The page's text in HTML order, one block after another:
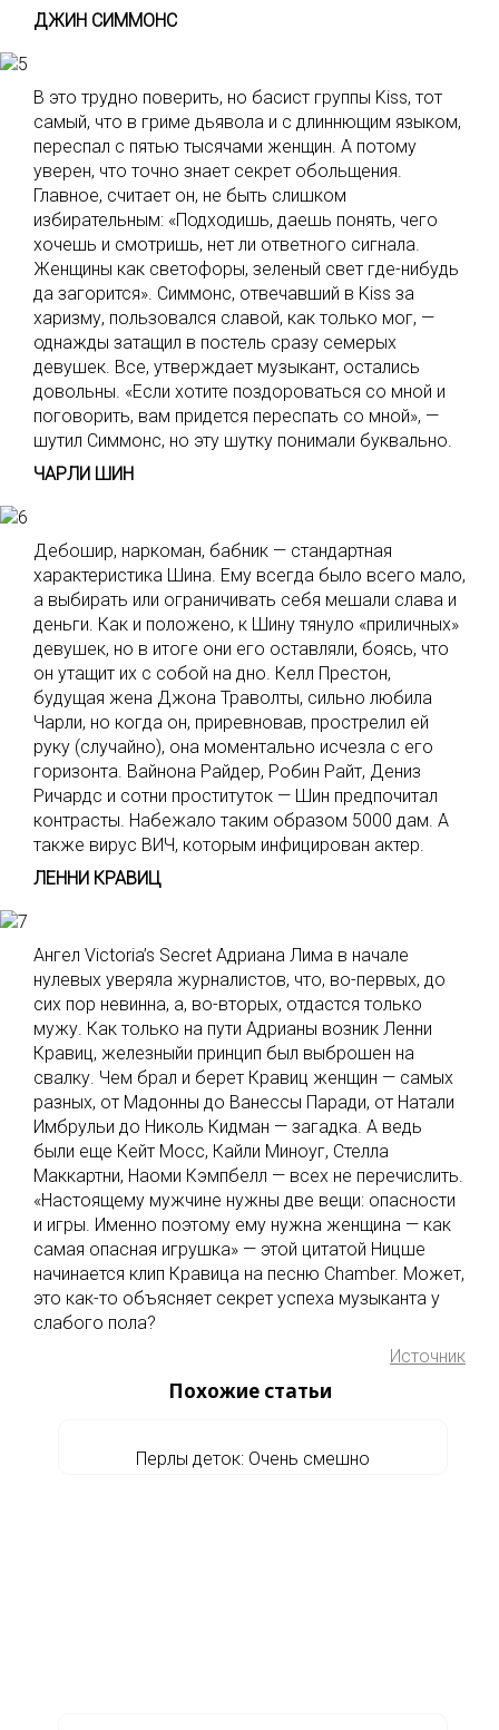
ДЖИН СИММОНС
В это трудно поверить, но басист группы Kiss, тот
самый, что в гриме дьявола и с длиннющим языком,
переспал с пятью тысячами женщин. А потому
уверен, что точно знает секрет обольщения.
Главное, считает он, не быть слишком
избирательным: «Подходишь, даешь понять, чего
хочешь и смотришь, нет ли ответного сигнала.
Женщины как светофоры, зеленый свет где-нибудь
да загорится». Симмонс, отвечавший в Kiss за
харизму, пользовался славой, как только мог, —
однажды затащил в постель сразу семерых
девушек. Все, утверждает музыкант, остались
довольны. «Если хотите поздороваться со мной и
поговорить, вам придется переспать со мной», —
шутил Симмонс, но эту шутку понимали буквально.
ЧАРЛИ ШИН
Дебошир, наркоман, бабник — стандартная
характеристика Шина. Ему всегда было всего мало,
а выбирать или ограничивать себя мешали слава и
деньги. Как и положено, к Шину тянуло «приличных»
девушек, но в итоге они его оставляли, боясь, что
он утащит их с собой на дно. Келл Престон,
будущая жена Джона Траволты, сильно любила
Чарли, но когда он, приревновав, прострелил ей
руку (случайно), она моментально исчезла с его
горизонта. Вайнона Райдер, Робин Райт, Дениз
Ричардс и сотни проституток — Шин предпочитал
контрасты. Набежало таким образом 5000 дам. А
также вирус ВИЧ, которым инфицирован актер.
ЛЕННИ КРАВИЦ
Ангел Victoria’s Secret Адриана Лима в начале
нулевых уверяла журналистов, что, во-первых, до
сих пор невинна, а, во-вторых, отдастся только
мужу. Как только на пути Адрианы возник Ленни
Кравиц, железныйи принцип был выброшен на
свалку. Чем брал и берет Кравиц женщин — самых
разных, от Мадонны до Ванессы Паради, от Натали
Имбрульи до Николь Кидман — загадка. А ведь
были еще Кейт Мосс, Кайли Миноуг, Стелла
Маккартни, Наоми Кэмпбелл — всех не перечислить.
«Настоящему мужчине нужны две вещи: опасности
и игры. Именно поэтому ему нужна женщина — как
самая опасная игрушка» — этой цитатой Ницше
начинается клип Кравица на песню Chamber. Может,
это как-то объясняет секрет успеха музыканта у
слабого пола?
Источник
Похожие статьи
Перлы деток: Очень смешно